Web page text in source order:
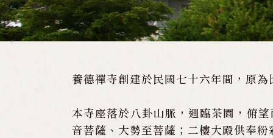
養德禪寺創建於民國七十六年間，原
本寺座落於八卦山脈，週臨茶園，俯
音菩薩、大勢至菩薩；二樓大殿供奉